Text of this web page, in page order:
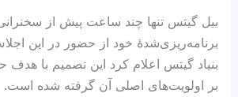
بیل گیتس تنها چند ساعت پیش از
برنامه‌ریزی‌شدهٔ خود از حضور در این
بنیاد گیتس اعلام کرد این تصمیم با
بر اولویت‌های اصلی آن گرفته شده است.